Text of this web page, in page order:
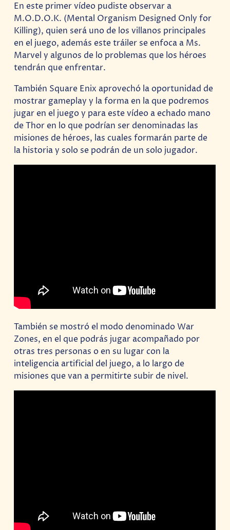
En este primer vídeo pudiste observar a
M.O.D.O.K. (Mental Organism Designed Only for
Killing), quien será uno de los villanos principales
en el juego, además este tráiler se enfoca a Ms.
Marvel y algunos de lo problemas que los héroes
tendrán que enfrentar.
También Square Enix aprovechó la oportunidad de
mostrar gameplay y la forma en la que podremos
jugar en el juego y para este vídeo a echado mano
de Thor en lo que podrían ser denominadas las
misiones de héroes, las cuales formarán parte de
la historia y solo se podrán de un solo jugador.
También se mostró el modo denominado War
Zones, en el que podrás jugar acompañado por
otras tres personas o en su lugar con la
inteligencia artificial del juego, a lo largo de
misiones que van a permitirte subir de nivel.